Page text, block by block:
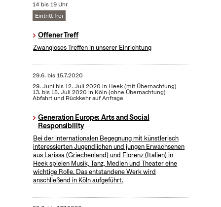
14 bis 19 Uhr
Eintritt frei
Offener Treff
Zwangloses Treffen in unserer Einrichtung
29.6. bis15.7.2020
29. Juni bis 12. Juli 2020 in Heek (mit Übernachtung)
13. bis 15. Juli 2020 in Köln (ohne Übernachtung)
Abfahrt und Rückkehr auf Anfrage
Generation Europe: Arts and Social
Responsibility
Bei der internationalen Begegnung mit künstlerisch
interessierten Jugendlichen und jungen Erwachsenen
aus Larissa (Griechenland) und Florenz (Italien) in
Heek spielen Musik, Tanz, Medien und Theater eine
wichtige Rolle. Das entstandene Werk wird
anschließend in Köln aufgeführt.